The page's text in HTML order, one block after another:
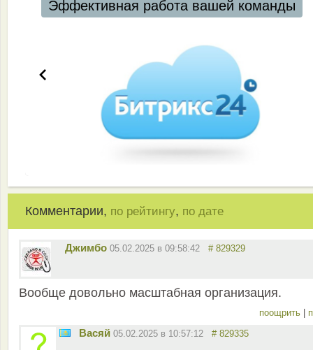
Эффективная работа вашей команды
Комментарии, по рейтингу, по дате
Джимбо 05.02.2025 в 09:58:42 # 829329
Вообще довольно масштабная организация.
поощрить
Васяй 05.02.2025 в 10:57:12 # 829335